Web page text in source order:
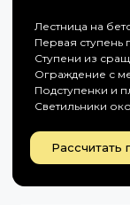
Лестница на
Первая ступень
Ступени из
Ограждение с
Подступенки и
Светильники
Рассчитать